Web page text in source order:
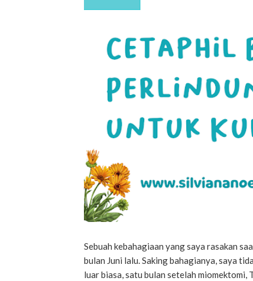
Sebuah kebahagiaan yang saya rasakan
bulan Juni lalu. Saking bahagianya, saya
luar biasa, satu bulan setelah miomektomi,